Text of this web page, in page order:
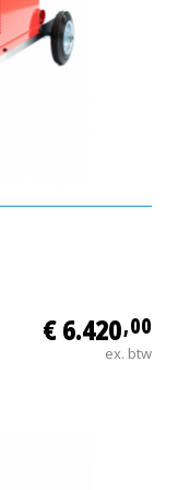
€ 6.420,00
ex. btw